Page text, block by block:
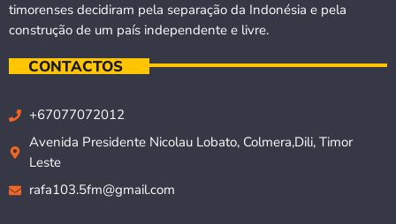
timorenses decidiram pela separação da Indonésia e pela
construção de um país independente e livre.
CONTACTOS
+67077072012
Avenida Presidente Nicolau Lobato, Colmera,Dili, Timor
Leste
rafa103.5fm@gmail.com